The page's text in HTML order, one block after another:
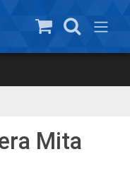
Mita